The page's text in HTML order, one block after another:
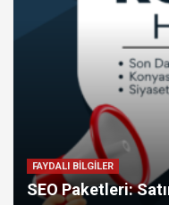
FAYDALI BİLGİLER
SEO Paketleri: